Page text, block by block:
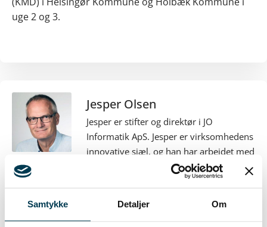
Samtykke Detaljer Om
uge 2 og 3.
Jesper Olsen
Jesper er stifter og direktør i JO
Informatik ApS. Jesper er virksomhedens
innovative sjæl, og han har arbejdet med
softwareløsninger siden 1988. Har du et
udviklingsprojekt eller spørgsmål til
Jesper på telefon 4920 2067.